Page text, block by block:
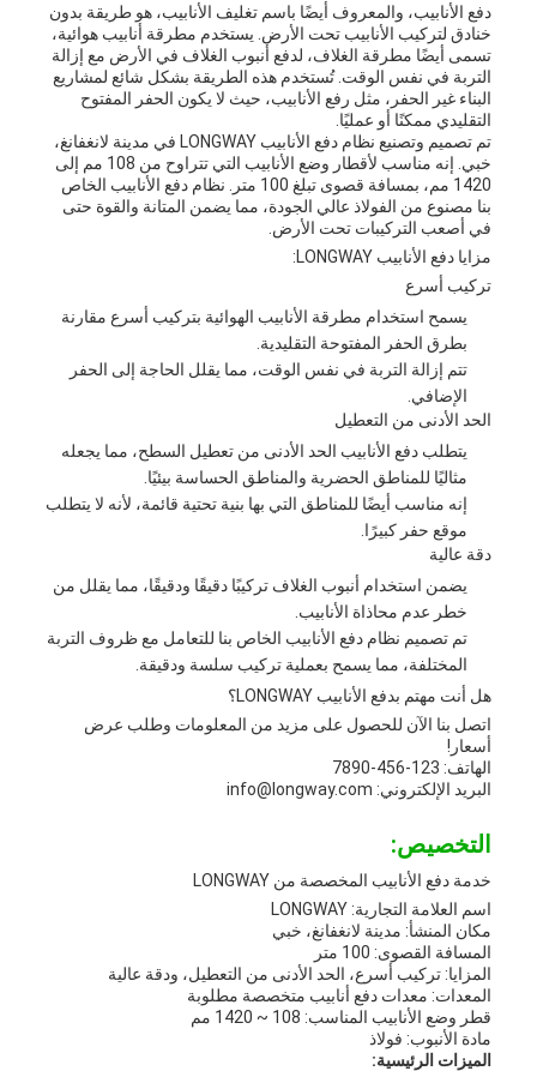
دفع الأنابيب، والمعروف أيضًا باسم تغليف الأنابيب، هو طريقة بدون
خنادق لتركيب الأنابيب تحت الأرض. يستخدم مطرقة أنابيب هوائية،
تسمى أيضًا مطرقة الغلاف، لدفع أنبوب الغلاف في الأرض مع إزالة
التربة في نفس الوقت. تُستخدم هذه الطريقة بشكل شائع لمشاريع
البناء غير الحفر، مثل رفع الأنابيب، حيث لا يكون الحفر المفتوح
التقليدي ممكنًا أو عمليًا.
تم تصميم وتصنيع نظام دفع الأنابيب LONGWAY في مدينة لانغفانغ،
خبي. إنه مناسب لأقطار وضع الأنابيب التي تتراوح من 108 مم إلى
1420 مم، بمسافة قصوى تبلغ 100 متر. نظام دفع الأنابيب الخاص
بنا مصنوع من الفولاذ عالي الجودة، مما يضمن المتانة والقوة حتى
في أصعب التركيبات تحت الأرض.
مزايا دفع الأنابيب LONGWAY:
تركيب أسرع
يسمح استخدام مطرقة الأنابيب الهوائية بتركيب أسرع مقارنة
بطرق الحفر المفتوحة التقليدية.
تتم إزالة التربة في نفس الوقت، مما يقلل الحاجة إلى الحفر
الإضافي.
الحد الأدنى من التعطيل
يتطلب دفع الأنابيب الحد الأدنى من تعطيل السطح، مما يجعله
مثاليًا للمناطق الحضرية والمناطق الحساسة بيئيًا.
إنه مناسب أيضًا للمناطق التي بها بنية تحتية قائمة، لأنه لا يتطلب
موقع حفر كبيرًا.
دقة عالية
يضمن استخدام أنبوب الغلاف تركيبًا دقيقًا ودقيقًا، مما يقلل من
خطر عدم محاذاة الأنابيب.
تم تصميم نظام دفع الأنابيب الخاص بنا للتعامل مع ظروف التربة
المختلفة، مما يسمح بعملية تركيب سلسة ودقيقة.
هل أنت مهتم بدفع الأنابيب LONGWAY؟
اتصل بنا الآن للحصول على مزيد من المعلومات وطلب عرض
أسعار!
الهاتف: 123-456-7890
البريد الإلكتروني: info@longway.com
التخصيص:
خدمة دفع الأنابيب المخصصة من LONGWAY
اسم العلامة التجارية: LONGWAY
مكان المنشأ: مدينة لانغفانغ، خبي
المسافة القصوى: 100 متر
المزايا: تركيب أسرع، الحد الأدنى من التعطيل، ودقة عالية
المعدات: معدات دفع أنابيب متخصصة مطلوبة
قطر وضع الأنابيب المناسب: 108 ~ 1420 مم
مادة الأنبوب: فولاذ
الميزات الرئيسية: